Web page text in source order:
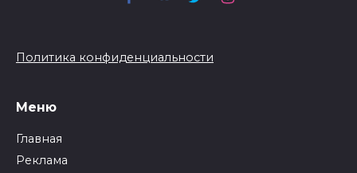
Политика конфиденциальности
Меню
Главная
Реклама